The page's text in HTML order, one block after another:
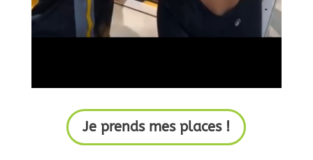
Je prends mes places !